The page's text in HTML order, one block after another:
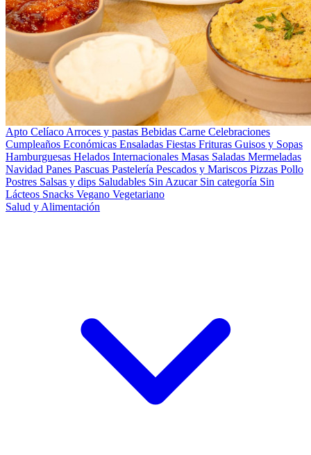
Apto Celíaco Arroces y pastas Bebidas Carne Celebraciones
Cumpleaños Económicas Ensaladas Fiestas Frituras Guisos y Sopas
Hamburguesas Helados Internacionales Masas Saladas Mermeladas
Navidad Panes Pascuas Pastelería Pescados y Mariscos Pizzas Pollo
Postres Salsas y dips Saludables Sin Azucar Sin categoría Sin
Lácteos Snacks Vegano Vegetariano
Salud y Alimentación